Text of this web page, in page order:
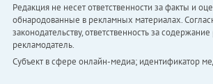
Редакция не несет ответственности за факты и
обнародованные в рекламных материалах.
законодательству, ответственность за
рекламодатель.
Субъект в сфере онлайн-медиа; идентификатор